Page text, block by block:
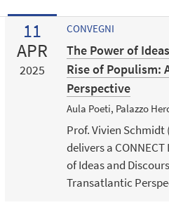
11
APR
2025
CONVEGNI
The Power of
Rise of Populism:
Perspective
Aula Poeti, Palazzo
Prof. Vivien
delivers a
of Ideas and
Transatlantic